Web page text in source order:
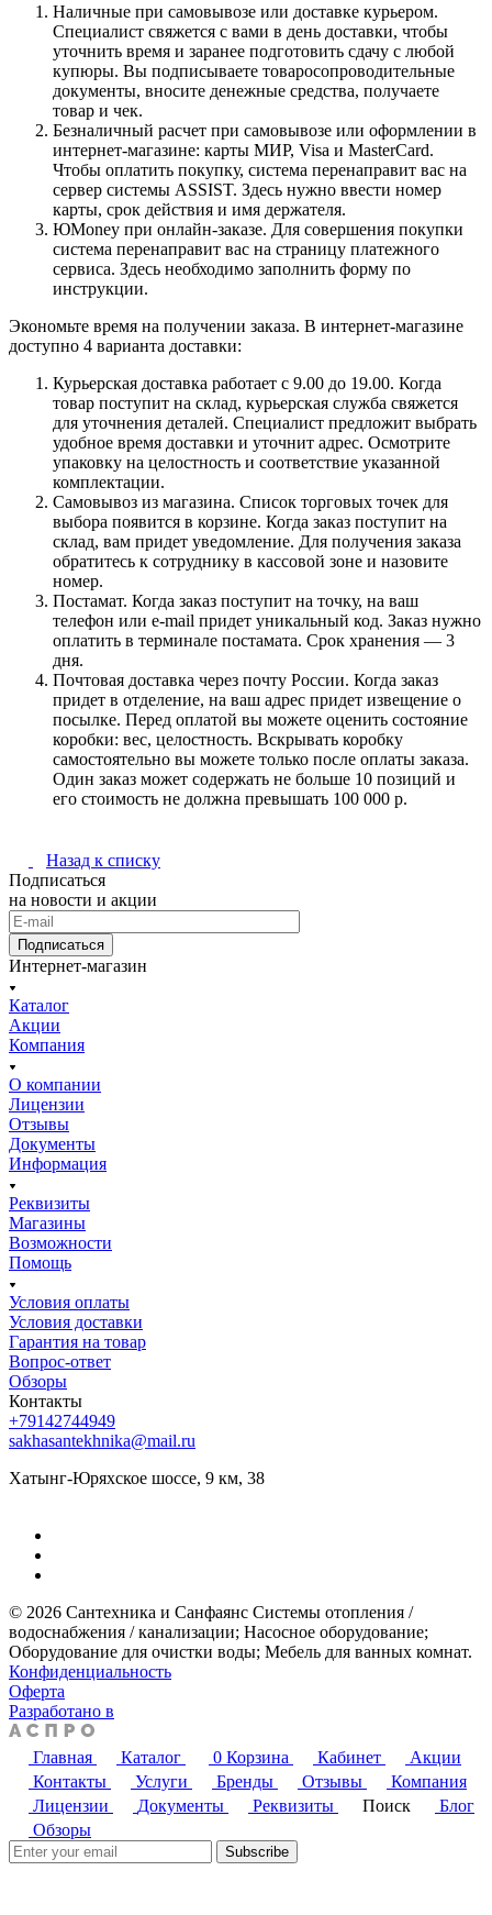
Наличные при самовывозе или доставке курьером.
Специалист свяжется с вами в день доставки, чтобы
уточнить время и заранее подготовить сдачу с любой
купюры. Вы подписываете товаросопроводительные
документы, вносите денежные средства, получаете
товар и чек.
Безналичный расчет при самовывозе или оформлении в
интернет-магазине: карты МИР, Visa и MasterCard.
Чтобы оплатить покупку, система перенаправит вас на
сервер системы ASSIST. Здесь нужно ввести номер
карты, срок действия и имя держателя.
ЮMoney при онлайн-заказе. Для совершения покупки
система перенаправит вас на страницу платежного
сервиса. Здесь необходимо заполнить форму по
инструкции.
Экономьте время на получении заказа. В интернет-магазине
доступно 4 варианта доставки:
Курьерская доставка работает с 9.00 до 19.00. Когда
товар поступит на склад, курьерская служба свяжется
для уточнения деталей. Специалист предложит выбрать
удобное время доставки и уточнит адрес. Осмотрите
упаковку на целостность и соответствие указанной
комплектации.
Самовывоз из магазина. Список торговых точек для
выбора появится в корзине. Когда заказ поступит на
склад, вам придет уведомление. Для получения заказа
обратитесь к сотруднику в кассовой зоне и назовите
номер.
Постамат. Когда заказ поступит на точку, на ваш
телефон или e-mail придет уникальный код. Заказ нужно
оплатить в терминале постамата. Срок хранения — 3
дня.
Почтовая доставка через почту России. Когда заказ
придет в отделение, на ваш адрес придет извещение о
посылке. Перед оплатой вы можете оценить состояние
коробки: вес, целостность. Вскрывать коробку
самостоятельно вы можете только после оплаты заказа.
Один заказ может содержать не больше 10 позиций и
его стоимость не должна превышать 100 000 р.
Назад к списку
Подписаться
на новости и акции
Подписаться
Интернет-магазин
Каталог
Акции
Компания
О компании
Лицензии
Отзывы
Документы
Информация
Реквизиты
Магазины
Возможности
Помощь
Условия оплаты
Условия доставки
Гарантия на товар
Вопрос-ответ
Обзоры
Контакты
+79142744949
sakhasantekhnika@mail.ru
Хатынг-Юряхское шоссе, 9 км, 38
© 2026 Сантехника и Санфаянс ​Системы отопления /
водоснабжения / канализации; ​Насосное оборудование; ​
Оборудование для очистки воды; ​Мебель для ванных комнат.
Конфиденциальность
Оферта
Разработано в
Главная Каталог 0 Корзина Кабинет
Акции
Контакты
Услуги Бренды Отзывы
Компания
Лицензии
Документы Реквизиты Поиск
Блог
Обзоры
Subscribe